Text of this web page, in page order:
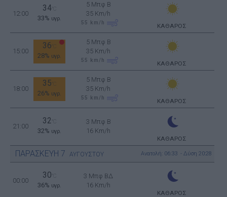
12:00
34°C
33% υγρ.
5 Μπφ B
35 Km/h
55 km/h ΚΑΘΑΡΟΣ
15:00
36
28% υγρ.
5 Μπφ B
35 Km/h
55 km/h ΚΑΘΑΡΟΣ
18:00
35
26% υγρ.
5 Μπφ B
35 Km/h
55 km/h ΚΑΘΑΡΟΣ
21:00
32
32% υγρ.
3 Μπφ B
16 Km/h
ΚΑΘΑΡΟΣ
ΠΑΡΑΣΚΕΥΗ 7 ΑΥΓΟΥΣΤΟΥ Ανατολή: 06:33 - Δύση 20:28
00:00
30
36% υγρ.
3 Μπφ ΒΔ
16 Km/h
ΚΑΘΑΡΟΣ